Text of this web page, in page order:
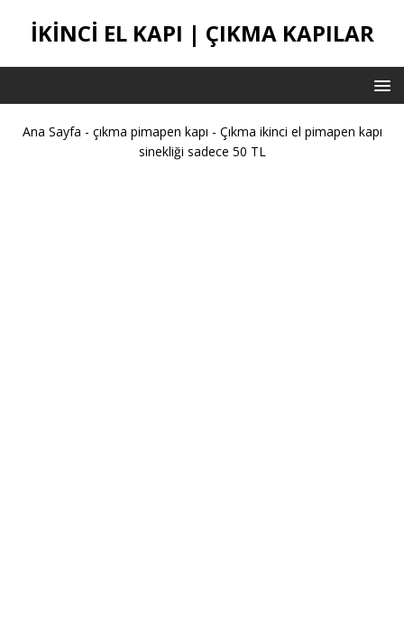
IKINCI EL KAPI | ÇIKMA KAPILAR
Ana Sayfa - çıkma pimapen kapı - Çıkma ikinci el pimapen kapı
sinekliği sadece 50 TL